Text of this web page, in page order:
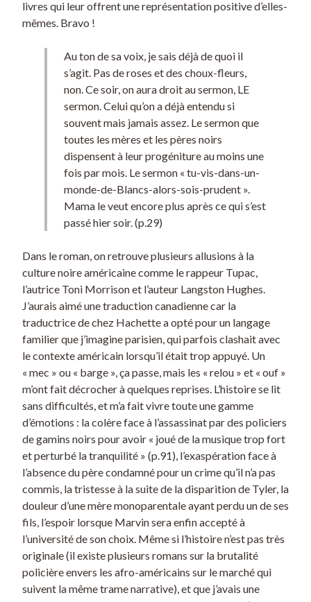
livres qui leur offrent une représentation positive d’elles-
mêmes. Bravo !
Au ton de sa voix, je sais déjà de quoi il
s’agit. Pas de roses et des choux-fleurs,
non. Ce soir, on aura droit au sermon, LE
sermon. Celui qu’on a déjà entendu si
souvent mais jamais assez. Le sermon que
toutes les mères et les pères noirs
dispensent à leur progéniture au moins une
fois par mois. Le sermon « tu-vis-dans-un-
monde-de-Blancs-alors-sois-prudent ».
Mama le veut encore plus après ce qui s’est
passé hier soir. (p.29)
Dans le roman, on retrouve plusieurs allusions à la
culture noire américaine comme le rappeur Tupac,
l’autrice Toni Morrison et l’auteur Langston Hughes.
J’aurais aimé une traduction canadienne car la
traductrice de chez Hachette a opté pour un langage
familier que j’imagine parisien, qui parfois clashait avec
le contexte américain lorsqu’il était trop appuyé. Un
« mec » ou « barge », ça passe, mais les « relou » et « ouf »
m’ont fait décrocher à quelques reprises. L’histoire se lit
sans difficultés, et m’a fait vivre toute une gamme
d’émotions : la colère face à l’assassinat par des policiers
de gamins noirs pour avoir « joué de la musique trop fort
et perturbé la tranquilité » (p.91), l’exaspération face à
l’absence du père condamné pour un crime qu’il n’a pas
commis, la tristesse à la suite de la disparition de Tyler, la
douleur d’une mère monoparentale ayant perdu un de ses
fils, l’espoir lorsque Marvin sera enfin accepté à
l’université de son choix. Même si l’histoire n’est pas très
originale (il existe plusieurs romans sur la brutalité
policière envers les afro-américains sur le marché qui
suivent la même trame narrative), et que j’avais une